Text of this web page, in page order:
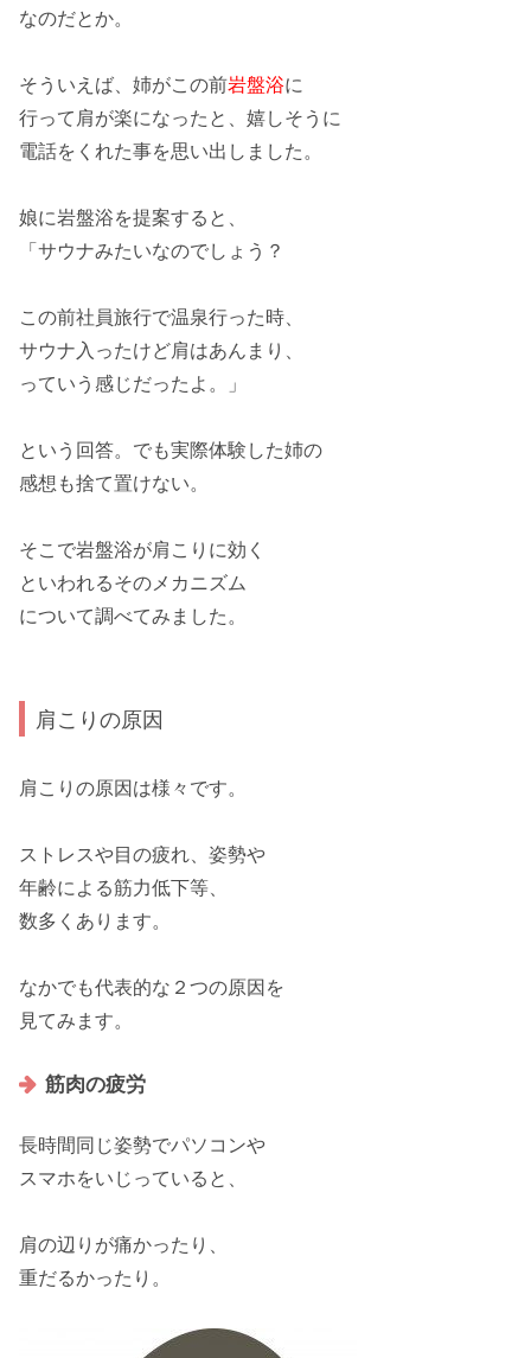
なのだとか。
そういえば、姉がこの前岩盤浴に
行って 肩が楽になったと、嬉しそうに
電話をくれた事を思い出しました。
娘に岩盤浴を提案すると、
「 サウナみたいなのでしょう？
この前社員旅行で温泉行った時、
サウナ入ったけど肩はあんまり
っていう感じだったよ。」
という回答。でも実際体験した姉の
感想も捨て置けない。
そこで岩盤浴が肩こりに効く
といわれるそのメカニズム
について調べてみました。
肩こりの原因
肩こりの原因 は様々です。
ストレスや目の疲れ、姿勢や
年齢による筋力低下等、
数多くあります。
なかでも代表的な２つの原因を
見てみます。
筋肉の疲労
長時間 同じ姿勢でパソコンや
スマホをいじっていると、
肩の辺りが痛かったり、
重だるかったり。